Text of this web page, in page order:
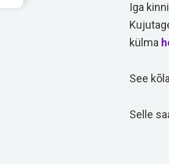
Iga
külma
See
Selle